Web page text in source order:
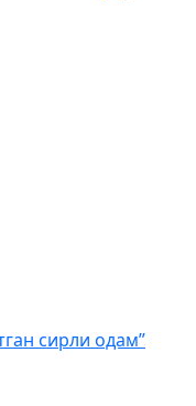
сирли одам”